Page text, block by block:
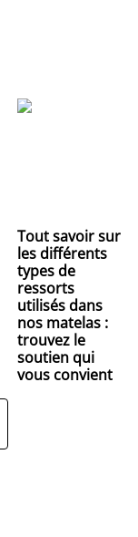
Tout savoir sur
les différents
types de
ressorts
utilisés dans
nos matelas :
trouvez le
soutien qui
vous convient